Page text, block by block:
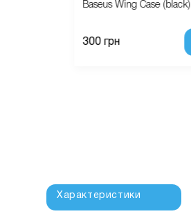
Baseus Wing Case (black)
300 грн
Характеристики